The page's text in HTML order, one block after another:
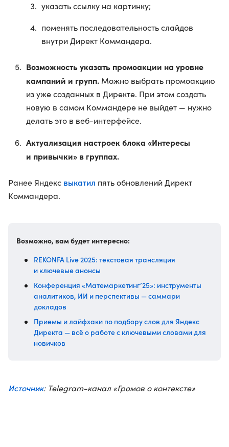
указать ссылку на картинку;
поменять последовательность слайдов
внутри Директ Коммандера.
Возможность указать промоакции на уровне
кампаний и групп. Можно выбрать промоакцию
из уже созданных в Директе. При этом создать
новую в самом Коммандере не выйдет — нужно
делать это в веб-интерфейсе.
Актуализация настроек блока «Интересы
и привычки» в группах.
Ранее Яндекс выкатил пять обновлений Директ
Коммандера.
Возможно, вам будет интересно:
REKONFA Live 2025: текстовая трансляция
и ключевые анонсы
Конференция «Матемаркетинг’25»: инструменты
аналитиков, ИИ и перспективы — саммари
докладов
Приемы и лайфхаки по подбору слов для Яндекс
Директа — всё о работе с ключевыми словами для
новичков
Источник: Telegram-канал «Громов о контексте»